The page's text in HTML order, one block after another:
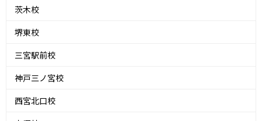
茨木校
堺東校
三宮駅前校
神戸三ノ宮校
西宮北口校